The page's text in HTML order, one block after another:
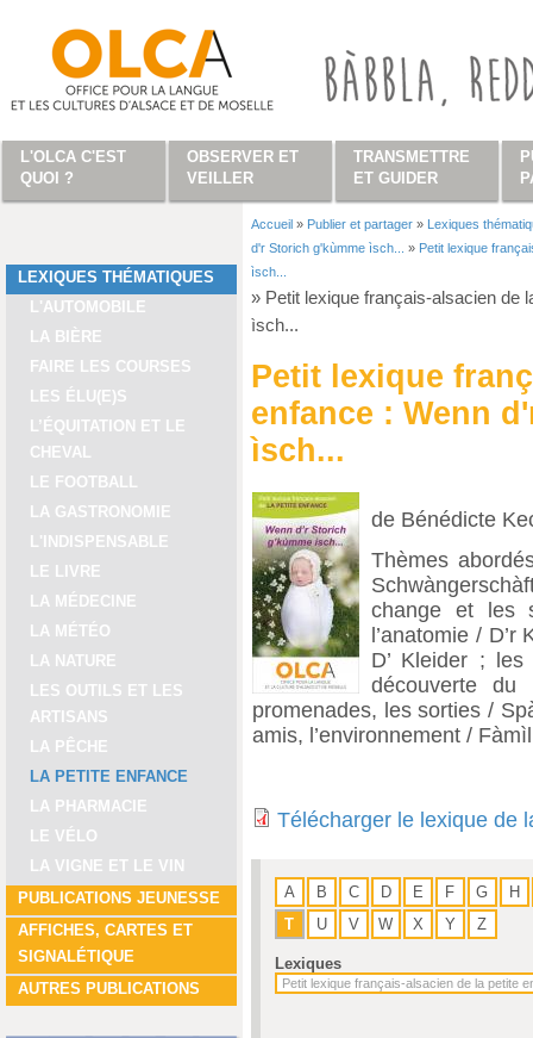
LEXIQUES THÉMATIQUES
L'AUTOMOBILE
LA BIÈRE
FAIRE LES COURSES
LES ÉLU(E)S
L’ÉQUITATION ET LE
CHEVAL
LE FOOTBALL
LA GASTRONOMIE
L'INDISPENSABLE
LE LIVRE
LA MÉDECINE
LA MÉTÉO
LA NATURE
LES OUTILS ET LES
ARTISANS
LA PÊCHE
LA PETITE ENFANCE
LA PHARMACIE
LE VÉLO
LA VIGNE ET LE VIN
PUBLICATIONS JEUNESSE
AFFICHES, CARTES ET
SIGNALÉTIQUE
AUTRES PUBLICATIONS
Vous êtes ici
Accueil » Publier et partager » Lexiques
d'r Storich g'kùmme ìsch...
» Petit lexique
ìsch...
» Petit lexique français-alsacien de
ìsch...
Petit lexique
enfance : Wenn
ìsch...
de Bénédicte
Thèmes
change et les
l’anatomie / D’r
D’ Kleider ;
découverte
promenades, les sorties /
amis, l’environnement /
Télécharger le lexique de
A B C D E F G
H
T
U V W X Y Z
Lexiques
L'OLCA C'EST
QUOI ?
OBSERVER ET
VEILLER
TRANSMETTRE
ET GUIDER